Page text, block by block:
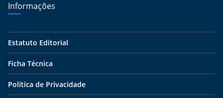
Informações
Estatuto Editorial
Ficha Técnica
Política de Privacidade